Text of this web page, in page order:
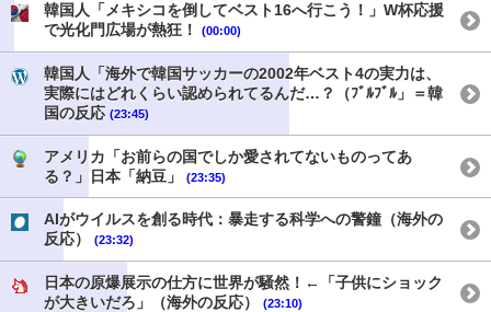
韓国人「メキシコを倒してベスト16へ行こう！」W杯応援
で光化門広場が熱狂！
(00:00)
韓国人「海外で韓国サッカーの2002年ベスト4の実力は、
実際にはどれくらい認められてるんだ…？（ﾌﾞﾙﾌﾞﾙ」＝韓
国の反応 (23:45)
アメリカ「お前らの国でしか愛されてないものってあ
る？」日本「納豆」
(23:35)
AIがウイルスを創る時代：暴走する科学への警鐘（海外の
反応）
(23:32)
日本の原爆展示の仕方に世界が騒然！←「子供にショック
が大きいだろ」（海外の反応）
(23:10)